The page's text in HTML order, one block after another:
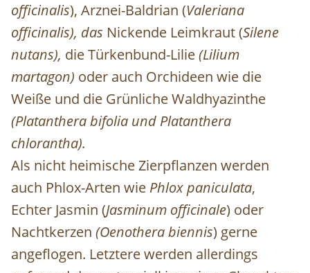
officinalis), Arznei-Baldrian (Valeriana
officinalis), das Nickende Leimkraut(Silene
nutans), dieTürkenbund-Lilie(Lilium
martagon) oder auch Orchideen wie die
Weiße und die Grünliche Waldhyazinthe
(Platanthera bifolia und Platanthera
chlorantha).
Als nicht heimische Zierpflanzen werden
auch Phlox-Arten wie Phlox paniculata,
Echter Jasmin (Jasminum officinale) oder
Nachtkerzen (Oenothera biennis) gerne
angeflogen. Letztere werden allerdings